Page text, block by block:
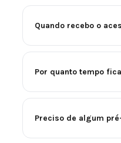
Quando recebo o
Por quanto tempo
Preciso de algum